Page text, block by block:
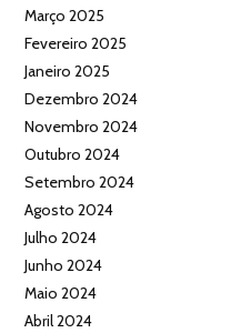
Março 2025
Fevereiro 2025
Janeiro 2025
Dezembro 2024
Novembro 2024
Outubro 2024
Setembro 2024
Agosto 2024
Julho 2024
Junho 2024
Maio 2024
Abril 2024